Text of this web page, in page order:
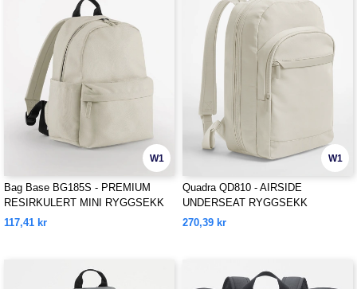
W1
Bag Base BG185S - PREMIUM
RESIRKULERT MINI RYGGSEKK
117,41 kr
W1
Quadra QD810 - AIRSIDE
UNDERSEAT RYGGSEKK
270,39 kr